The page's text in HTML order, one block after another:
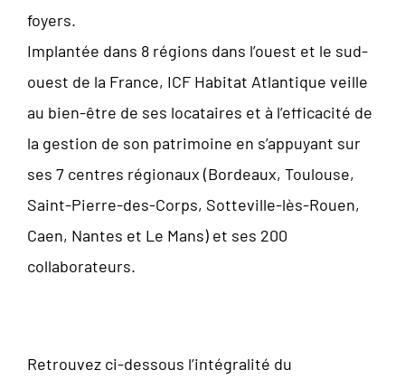
foyers.
Implantée dans 8 régions dans l’ouest et le sud-
ouest de la France, ICF Habitat Atlantique veille
au bien-être de ses locataires et à l’efficacité de
la gestion de son patrimoine en s’appuyant sur
ses 7 centres régionaux (Bordeaux, Toulouse,
Saint-Pierre-des-Corps, Sotteville-lès-Rouen,
Caen, Nantes et Le Mans) et ses 200
collaborateurs.
Retrouvez ci-dessous l’intégralité du